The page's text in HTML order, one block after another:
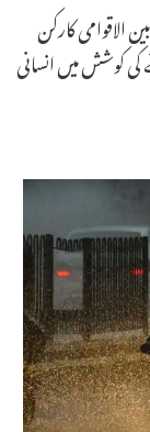
الاقوامی کارکن
کی کوشش میں انسانی